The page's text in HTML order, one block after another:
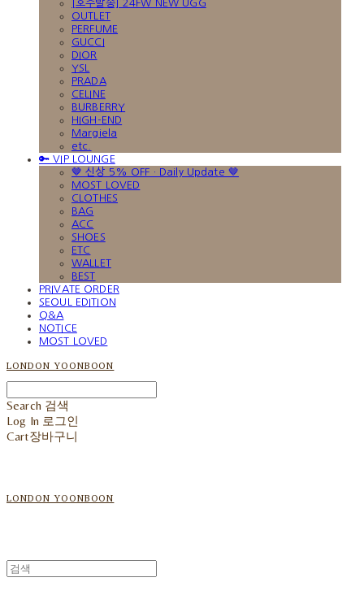
[호주발송] 24FW NEW UGG
OUTLET
PERFUME
GUCCI
DIOR
YSL
PRADA
CELINE
BURBERRY
HIGH-END
Margiela
etc.
🔑 VIP LOUNGE
🤎 신상 5% OFF · Daily Update 🤎
MOST LOVED
CLOTHES
BAG
ACC
SHOES
ETC
WALLET
BEST
PRIVATE ORDER
SEOUL EDITION
Q&A
NOTICE
MOST LOVED
LONDON YOONBOON
Search 검색
Log In 로그인
Cart장바구니
LONDON YOONBOON